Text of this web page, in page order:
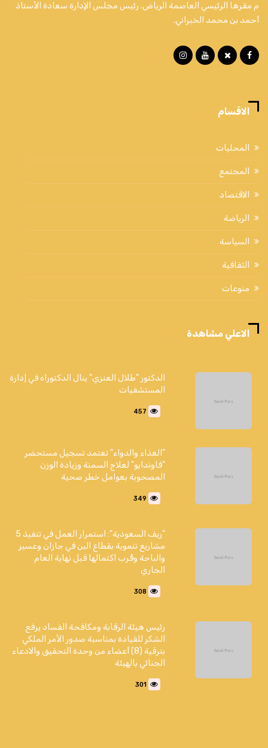
م مقرها الرئيسي العاصمة الرياض. رئيس مجلس الإدارة سعادة الأستاذ
أحمد بن محمد الخبراني.
الاقسام
المحليات
المجتمع
الاقتصاد
الرياضة
السياسة
الثقافية
منوعات
الاعلي مشاهدة
الدكتور "طلال العنزي" ينال الدكتوراه في إدارة
المستشفيات
457
"الغذاء والدواء" تعتمد تسجيل مستحضر
"فاوندايو" لعلاج السمنة وزيادة الوزن
المصحوبة بعوامل خطر صحية
349
"ريف السعودية": استمرار العمل في تنفيذ 5
مشاريع تنموية بقطاع البن في جازان وعسير
والباحة وقُرب اكتمالها قبل نهاية العام
الجاري
308
رئيس هيئة الرقابة ومكافحة الفساد يرفع
الشكر للقيادة بمناسبة صدور الأمر الملكي
بترقية (8) أعضاء من وحدة التحقيق والادعاء
الجنائي بالهيئة
301